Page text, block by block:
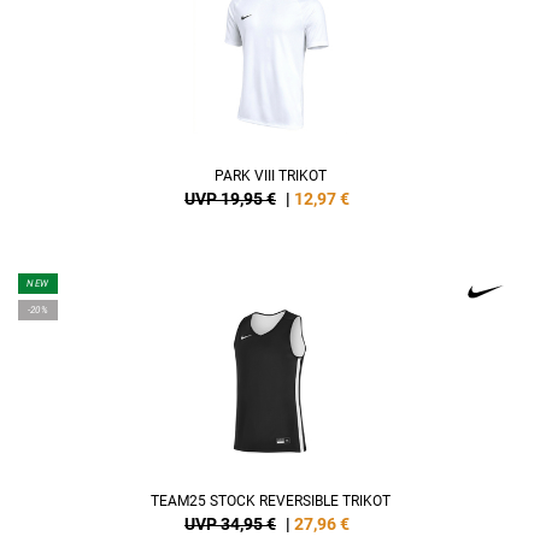
PARK VIII TRIKOT
UVP 19,95 € | 12,97€
NEW
-20%
TEAM25 STOCK REVERSIBLE TRIKOT
UVP 34,95 € | 27,96€